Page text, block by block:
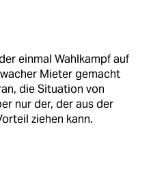
einmal Wahlkampf auf
Mieter gemacht
die Situation von
nur der, der aus der
ziehen kann.